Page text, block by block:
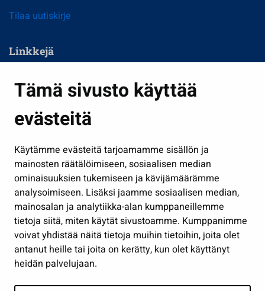
Tämä sivusto käyttää
evästeitä
Käytämme evästeitä tarjoamamme sisällön ja
mainosten räätälöimiseen, sosiaalisen median
ominaisuuksien tukemiseen ja kävijämäärämme
analysoimiseen. Lisäksi jaamme sosiaalisen median,
mainosalan ja analytiikka-alan kumppaneillemme
tietoja siitä, miten käytät sivustoamme. Kumppanimme
voivat yhdistää näitä tietoja muihin tietoihin, joita olet
antanut heille tai joita on kerätty, kun olet käyttänyt
heidän palvelujaan.
Tilaa uutiskirje
Linkkejä
Kasvatus ja opetus
Kulttuuri ja liikunta
Työ ja yrittäminen
Osallistu ja asioi
Näytä omat evästeasetukseni
Seuraa meitä